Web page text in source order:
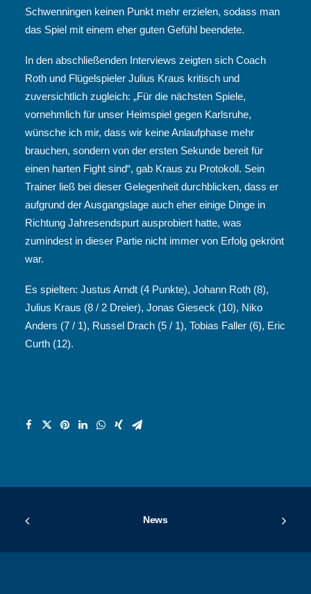
Schwenningen keinen Punkt mehr erzielen, sodass man
das Spiel mit einem eher guten Gefühl beendete.
In den abschließenden Interviews zeigten sich Coach
Roth und Flügelspieler Julius Kraus kritisch und
zuversichtlich zugleich: „Für die nächsten Spiele,
vornehmlich für unser Heimspiel gegen Karlsruhe,
wünsche ich mir, dass wir keine Anlaufphase mehr
brauchen, sondern von der ersten Sekunde bereit für
einen harten Fight sind“, gab Kraus zu Protokoll. Sein
Trainer ließ bei dieser Gelegenheit durchblicken, dass er
aufgrund der Ausgangslage auch eher einige Dinge in
Richtung Jahresendspurt ausprobiert hatte, was
zumindest in dieser Partie nicht immer von Erfolg gekrönt
war.
Es spielten: Justus Arndt (4 Punkte), Johann Roth (8),
Julius Kraus (8 / 2 Dreier), Jonas Gieseck (10), Niko
Anders (7 / 1), Russel Drach (5 / 1), Tobias Faller (6), Eric
Curth (12).
News